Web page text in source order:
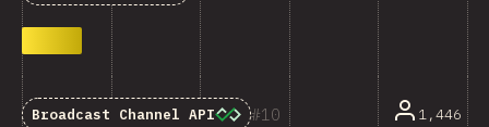
10
Broadcast Channel API 1,446